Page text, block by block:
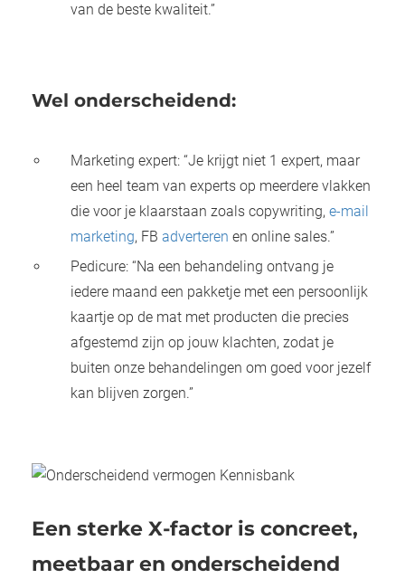
van de beste kwaliteit.”
Wel onderscheidend:
Marketing expert: “Je krijgt niet 1 expert, maar
een heel team van experts op meerdere vlakken
die voor je klaarstaan zoals copywriting,e-mail
marketing, FBadverteren en online sales.”
Pedicure: “Na een behandeling ontvang je
iedere maand een pakketje met een persoonlijk
kaartje op de mat met producten die precies
afgestemd zijn op jouw klachten, zodat je
buiten onze behandelingen om goed voor jezelf
kan blijven zorgen.”
Een sterke X-factor is concreet,
meetbaar en onderscheidend